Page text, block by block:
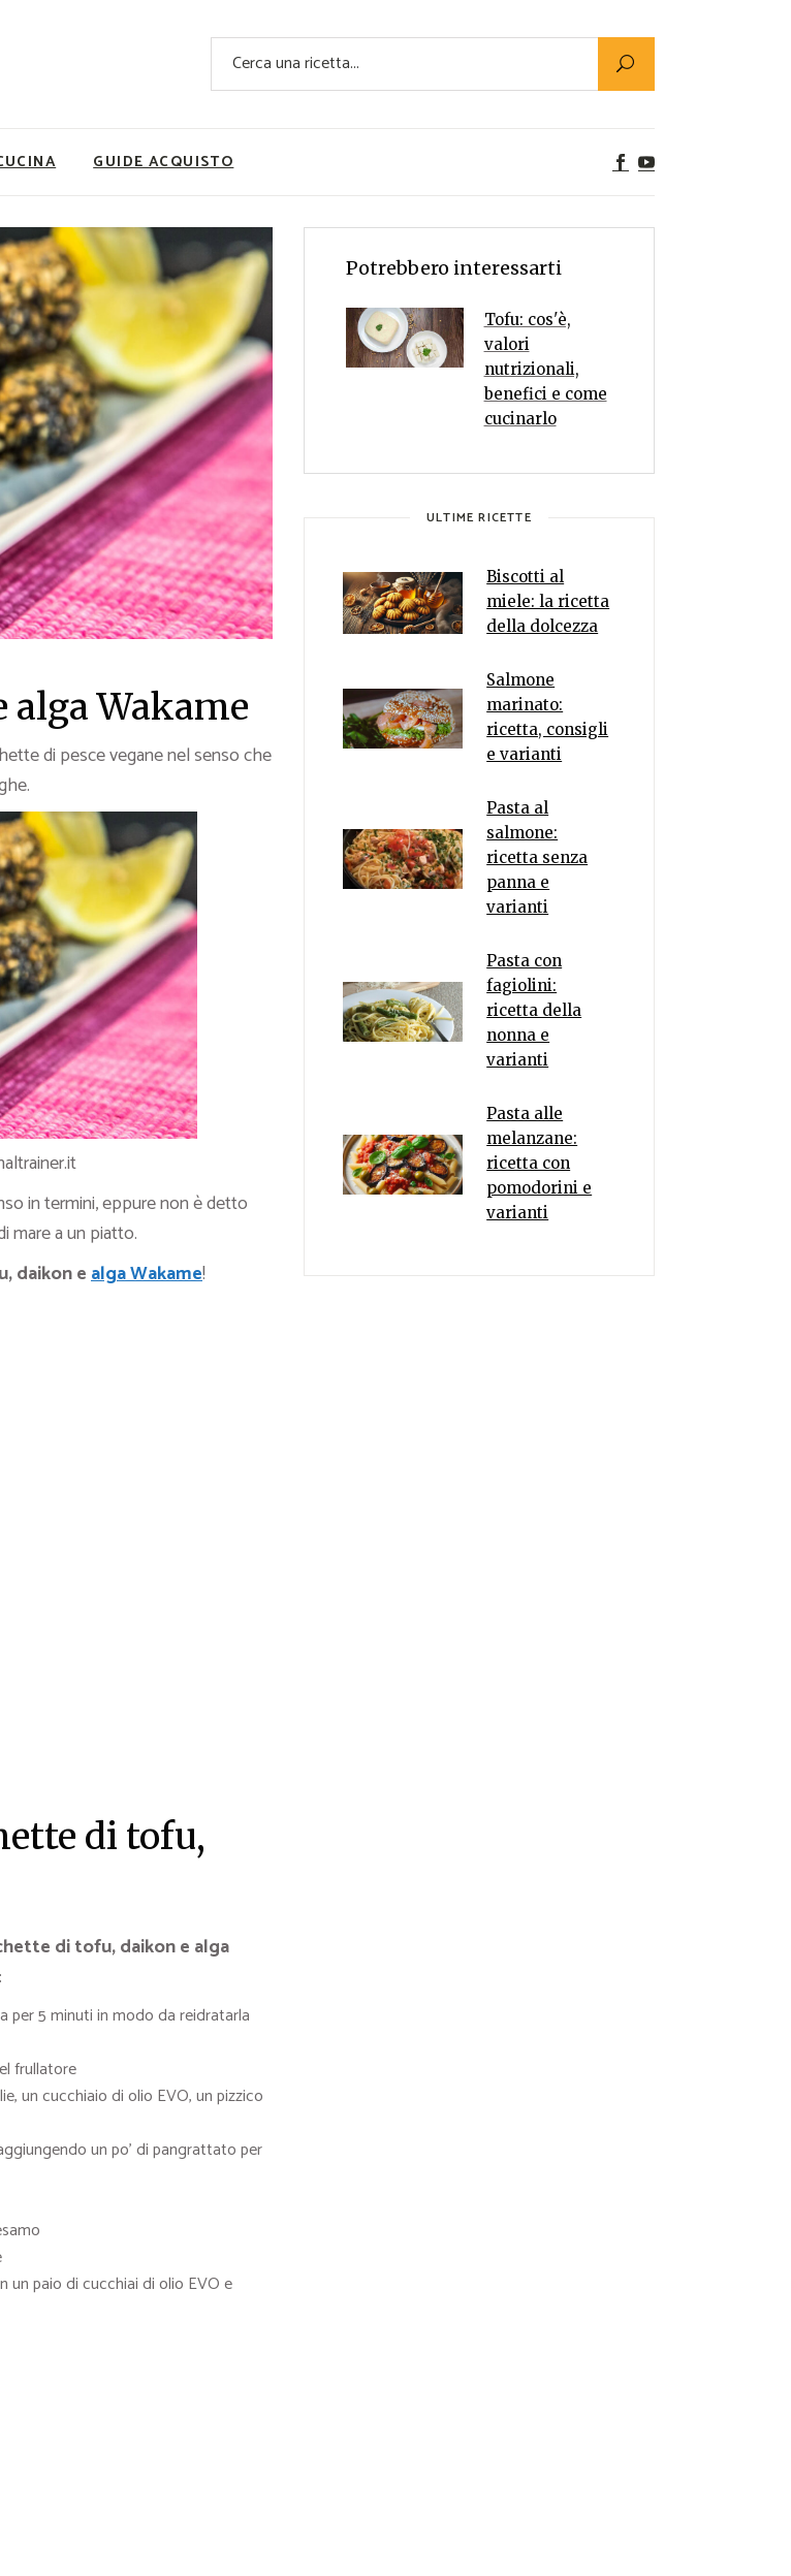
Cerca
GUIDE ACQUISTO
Ricette Facili e Veloci
Ricette Primi Piatti
Ricette Dolci
Ricette Carne
Ricette Secondi
Ricette Pizze e Rustici
Ricette Contorni
Ricette Piatti unici
Ricette Pesce
Video Ricette
Ricette per Ingrediente
Utility
Super Alimenti
Ricette Vegetariane
Rumors
alga Wakame
di pesce vegane nel senso che
in termini, eppure non è detto
mare a un piatto.
daikon ealga Wakame!
di tofu,
di tofu, daikon e alga
per 5 minuti in modo da reidratarla
frullatore
un cucchiaio di olio EVO, un pizzico
un po’ di pangrattato per
un paio di cucchiai di olio EVO e
Potrebbero interessarti
Tofu: cos'è,
valori
nutrizionali,
benefici e come
cucinarlo
ULTIME RICETTE
Biscotti al
miele: la ricetta
della dolcezza
Salmone
marinato:
ricetta, consigli
e varianti
Pasta al
salmone:
ricetta senza
panna e
varianti
Pasta con
fagiolini:
ricetta della
nonna e
varianti
Pasta alle
melanzane:
ricetta con
pomodorini e
varianti